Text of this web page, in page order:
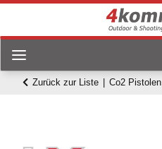
Zurück zur Liste Co2 Pistolen